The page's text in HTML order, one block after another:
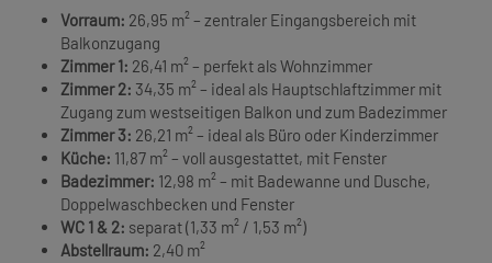
Vorraum: 26,95 m² – zentraler Eingangsbereich mit
Balkonzugang
Zimmer 1: 26,41 m² – perfekt als Wohnzimmer
Zimmer 2: 34,35 m² – ideal als Hauptschlaftzimmer mit
Zugang zum westseitigen Balkon und zum Badezimmer
Zimmer 3: 26,21 m² – ideal als Büro oder Kinderzimmer
Küche: 11,87 m² – voll ausgestattet, mit Fenster
Badezimmer: 12,98 m² – mit Badewanne und Dusche,
Doppelwaschbecken und Fenster
WC 1 & 2: separat (1,33 m² / 1,53 m²)
Abstellraum: 2,40 m²